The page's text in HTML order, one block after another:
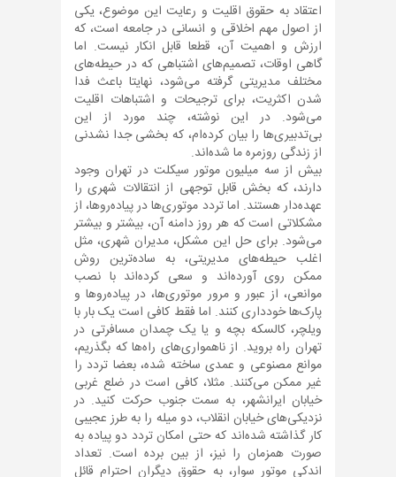
اعتقاد به حقوق اقلیت و رعایت این موضوع، یکی
از اصول مهم اخلاقی و انسانی در جامعه است، که
ارزش و اهمیت آن، قطعا قابل انکار نیست. اما
گاهی اوقات، تصمیم‌های اشتباهی که در حیطه‌های
مختلف مدیریتی گرفته می‌شود، نهایتا باعث فدا
شدن اکثریت، برای ترجیحات و اشتباهات اقلیت
می‌شود. در این نوشته، چند مورد از این
بی‌تدبیری‌ها را بیان کرده‌ام، که بخشی جدا نشدنی
از زندگی روزمره ما شده‌اند.
بیش از سه میلیون موتور سیکلت در تهران وجود
دارند، که بخش قابل توجهی از انتقالات شهری را
عهده‌دار هستند. اما تردد موتوری‌ها در پیاده‌روها، از
مشکلاتی است که هر روز دامنه آن، بیشتر و بیشتر
می‌شود. برای حل این مشکل، مدیران شهری، مثل
اغلب حیطه‌های مدیریتی، به ساده‌ترین روش
ممکن روی آورده‌اند و سعی کرده‌اند با نصب
موانعی، از عبور و مرور موتوری‌ها، در پیاده‌روها و
پارک‌ها خودداری کنند. اما فقط کافی است یک بار با
ویلچر، کالسکه بچه و یا یک چمدان مسافرتی در
تهران راه بروید. از ناهمواری‌های راه‌ها که بگذریم،
موانع مصنوعی و عمدی ساخته شده، بعضا تردد را
غیر ممکن می‌کنند. مثلا، کافی است در ضلع غربی
خیابان ایرانشهر، به سمت جنوب حرکت کنید. در
نزدیکی‌های خیابان انقلاب، دو میله را به طرز عجیبی
کار گذاشته شده‌اند که حتی امکان تردد دو پیاده به
صورت همزمان را نیز، از بین برده است. تعداد
اندکی موتور سوار، به حقوق دیگران احترام قائل